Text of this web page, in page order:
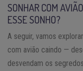
SONHAR COM
ESSE SONHO?
A seguir, vamos
com avião caindo —
desvendam os